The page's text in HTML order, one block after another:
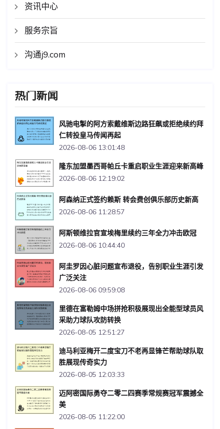
资讯中心
服务宗旨
沟通j9.com
热门新闻
风驰电掣的阿方索戴维斯边路狂飙或拒绝续约拜
仁转投皇马传闻再起
2026-08-06 13:01:48
隆东加盟墨西哥帕丘卡重启职业生涯迎来新高峰
2026-08-06 12:19:02
阿森纳正式签约赖斯 转会费创俱乐部历史新高
2026-08-06 11:28:57
阿斯顿维拉官宣埃梅里续约三年全力冲击欧冠
2026-08-06 10:44:40
阿圭罗因心脏问题宣布退役，告别职业生涯引发
广泛关注
2026-08-06 09:59:08
里德在富勒姆中场拼抢积极展现出全能型球员风
采助力球队攻防转换
2026-08-05 12:51:27
迪马利亚梅开二度宝刀不老再显锋芒帮助球队取
胜展现传奇实力
2026-08-05 12:03:33
迈阿密国际勇夺二零二四赛季常规赛冠军震撼全
美
2026-08-05 11:22:00